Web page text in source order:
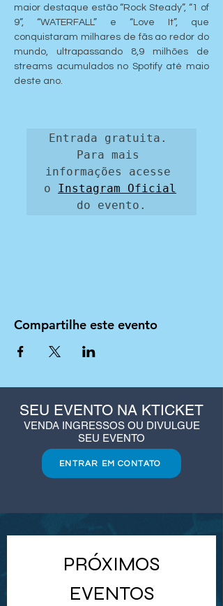
maior destaque estão “Rock Steady”, “1 of
9”, “WATERFALL” e “Love It”, que
conquistaram milhares de fãs ao redor do
mundo, ultrapassando 8,9 milhões de
streams acumulados no Spotify até maio
deste ano.
Entrada gratuita.
Para mais
informações acesse
o Instagram Oficial
do evento.
Compartilhe este evento
SEU EVENTO NA KTICKET
VENDA INGRESSOS OU DIVULGUE
SEU EVENTO
ENTRAR EM CONTATO
PRÓXIMOS
EVENTOS